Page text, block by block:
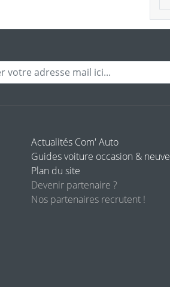
Actualités Com' Auto
Guides voiture occasion & neuve
Plan du site
Devenir partenaire ?
Nos partenaires recrutent !